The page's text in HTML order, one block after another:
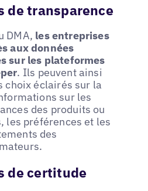
de transparence
DMA, les entreprises
aux données
sur les plateformes
. Ils peuvent ainsi
choix éclairés sur la
sur les
des produits ou
les préférences et les
des
de certitude